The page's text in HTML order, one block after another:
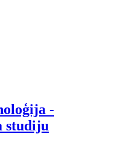
-
studiju